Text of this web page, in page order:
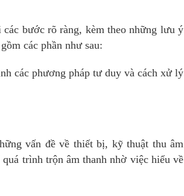
bước rõ ràng, kèm theo những lưu ý
các phần như sau:
các phương pháp tư duy và cách xử lý
vấn đề về thiết bị, kỹ thuật thu âm
trình trộn âm thanh nhờ việc hiểu về